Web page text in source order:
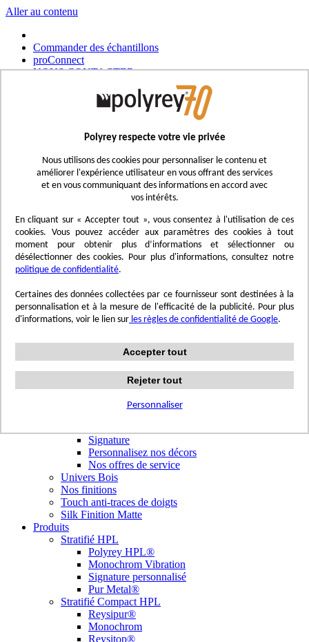
Polyrey respecte votre vie privée
Nous utilisons des cookies pour personnaliser le contenu et
améliorer l'expérience utilisateur en vous offrant des services
et en vous communiquant des informations en accord avec
vos intérêts.
En cliquant sur « Accepter tout », vous consentez à l'utilisation de ces
cookies. Vous pouvez accéder aux paramètres des cookies à tout
moment pour obtenir plus d’informations et sélectionner ou
désélectionner des cookies. Pour plus d'informations, consultez notre
politique de confidentialité.
Certaines des données collectées par ce fournisseur sont destinées à la
personnalisation et à la mesure de l'efficacité de la publicité. Pour plus
d'informations, voir le lien sur les règles de confidentialité de Google.
Accepter tout
Rejeter tout
Personnaliser
Aller au contenu
Commander des échantillons
proConnect
NOUS CONTACTER
UK - Ireland
International
Español
Português
Deutsch
Affichage navigation
Menu
Trend'Lab
Marble Obsession
Terrazzo Passion
Modern Tiles
Crafted Tiles
Nos réalisations
Nuancier
Signature
Personnalisez nos décors
Nos offres de service
Univers Bois
Nos finitions
Touch anti-traces de doigts
Silk Finition Matte
Produits
Stratifié HPL
Polyrey HPL®
Monochrom Vibration
Signature personnalisé
Pur Metal®
Stratifié Compact HPL
Reysipur®
Monochrom
Reysitop®